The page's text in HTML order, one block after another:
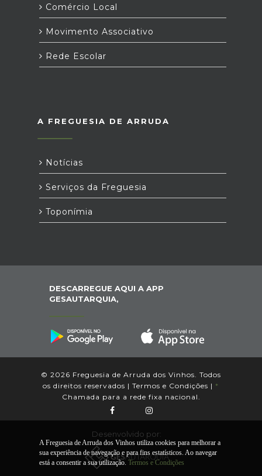
Comércio Local
Movimento Associativo
Rede Escolar
A FREGUESIA DE ARRUDA
Notícias
Serviços da Freguesia
Toponímia
DESCARREGUE AQUI A APP
GESAUTARQUIA,
© 2026 Freguesia de Arruda dos Vinhos. Todos
os direitos reservados | Termos e Condições | *
Chamada para a rede fixa nacional.
Desenvolvido por:
A Freguesia de Arruda dos Vinhos utiliza cookies para melhorar a
sua experiência de navegação e para fins estatísticos. Ao navegar
está a consentir a sua utilização. Termos e Condições